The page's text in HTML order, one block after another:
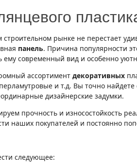
рынке не перестает
панель. Причина популярности
современный вид и особенно
ассортимент декоративных
и т.д. Вы точно
дизайнерские задумки.
прочность и износостойкость
наших покупателей и постоянно
следующее: